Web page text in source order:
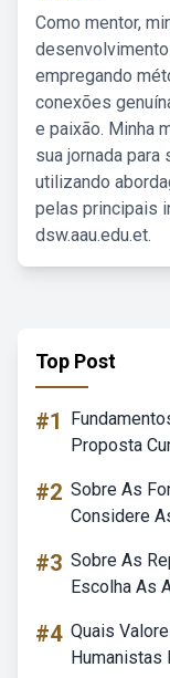
Como mentor,
empregando
conexões
e paixão. Minha
sua jornada para
utilizando
pelas principais
dsw.aau.edu.et.
Top Post
#1
Proposta
#2 Sobre As
Considere
#3 Sobre As
Escolha As
#4 Quais
Humanistas